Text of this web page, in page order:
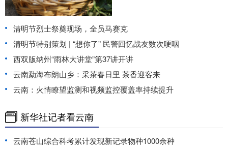
清明节烈士祭奠现场，全员马赛克
清明节特别策划 | “想你了” 民警回忆战友数次哽咽
西双版纳州“雨林大讲堂”第37讲开讲
云南勐海布朗山乡：采茶春日里 茶香迎客来
云南：火情瞭望监测和视频监控覆盖率持续提升
新华社记者看云南
云南苍山综合科考累计发现新记录物种1000余种